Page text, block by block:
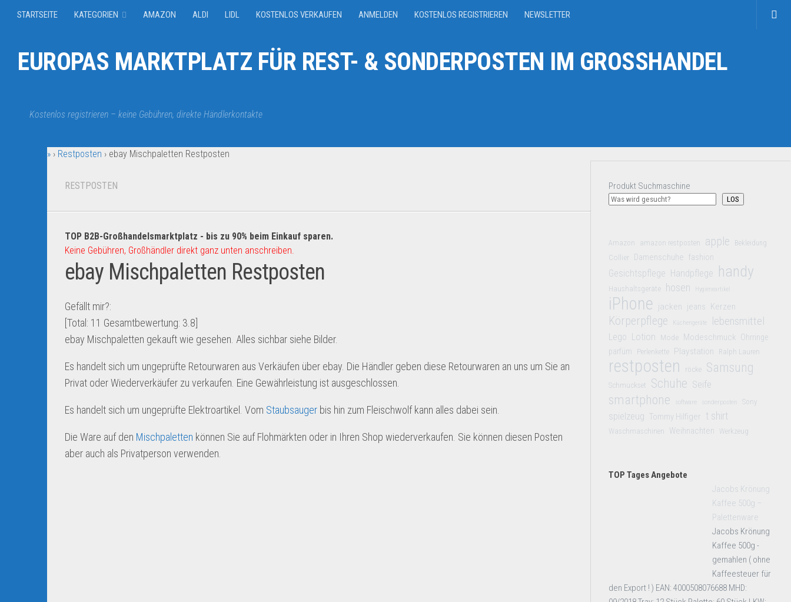
STARTSEITE KATEGORIEN AMAZON ALDI LIDL KOSTENLOS VERKAUFEN ANMELDEN KOSTENLOS REGISTRIEREN NEWSLETTER
EUROPAS MARKTPLATZ FÜR REST- & SONDERPOSTEN IM GROSSHANDEL
Kostenlos registrieren – keine Gebühren, direkte Händlerkontakte
» › Restposten › ebay Mischpaletten Restposten
RESTPOSTEN
TOP B2B-Großhandelsmarktplatz - bis zu 90% beim Einkauf sparen.
Keine Gebühren, Großhändler direkt ganz unten anschreiben.
ebay Mischpaletten Restposten
Gefällt mir?:
[Total: 11 Gesamtbewertung: 3.8
ebay Mischpaletten gekauft wie gesehen. Alles sichbar siehe Bilder.
Es handelt sich um ungeprüfte Retourwaren aus Verkäufen über ebay. Die Händler geben diese Retourwaren an uns um Sie an
Privat oder Wiederverkäufer zu verkaufen. Eine Gewährleistung ist ausgeschlossen.
Es handelt sich um ungeprüfte Elektroartikel. Vom Staubsauger bis hin zum Fleischwolf kann alles dabei sein.
Die Ware auf den Mischpaletten können Sie auf Flohmärkten oder in Ihren Shop wiederverkaufen. Sie können diesen Posten
aber auch als Privatperson verwenden.
Produkt Suchmaschine
LOS
Amazon amazon restposten apple Bekleidung
Collier Damenschuhe fashion
Gesichtspflege Handpflege handy
Haushaltsgeräte hosen Hygieneartikel
iPhone jacken jeans Kerzen
Körperpflege Küchengeräte lebensmittel
Lego Lotion Mode Modeschmuck Ohrringe
parfüm
Perlenkette Playstation Ralph Lauren
restposten röcke Samsung
Schmuckset Schuhe Seife
smartphone software sonderposten Sony
spielzeug Tommy Hilfiger t shirt
Waschmaschinen Weihnachten Werkzeug
TOP Tages Angebote
Jacobs Krönung
Kaffee 500g –
Palettenware
Jacobs Krönung
Kaffee 500g -
gemahlen ( ohne
Kaffeesteuer für
den Export ! ) EAN: 4000508076688 MHD: